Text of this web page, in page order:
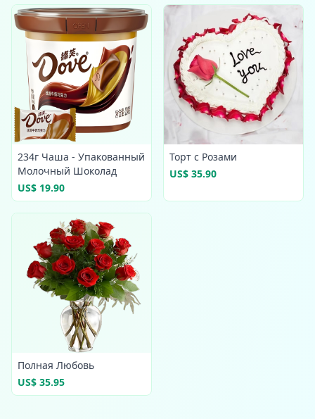
234г Чаша - Упакованный
Молочный Шоколад
US$ 19.90
Торт с Розами
US$ 35.90
Полная Любовь
US$ 35.95